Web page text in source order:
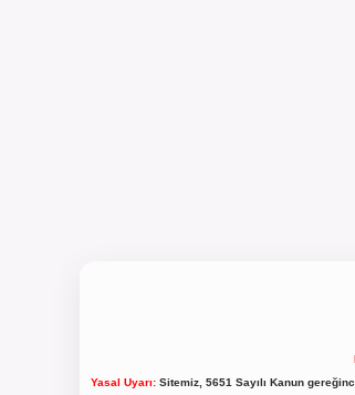
Yasal Uyarı:Sitemiz, 5651 Sayılı Kanun